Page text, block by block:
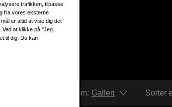
Vis som: Galleri Sorter
trafikken, tilpasse
fra vores eksterne
er altid at vise dig det
Ved at klikke på "Jeg
til dig. Du kan